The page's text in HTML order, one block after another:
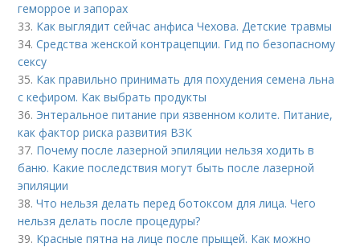
геморрое и запорах
33. Как выглядит сейчас анфиса Чехова. Детские травмы
34.Средства женской контрацепции. Гид по безопасному
сексу
35. Как правильно принимать для похудения семена льна
с кефиром. Как выбрать продукты
36. Энтеральное питание при язвенном колите. Питание,
как фактор риска развития ВЗК
37. Почему после лазерной эпиляции нельзя ходить в
баню. Какие последствия могут быть после лазерной
эпиляции
38.Что нельзя делать перед ботоксом для лица. Чего
нельзя делать после процедуры?
39. Красные пятна на лице после прыщей. Как можно